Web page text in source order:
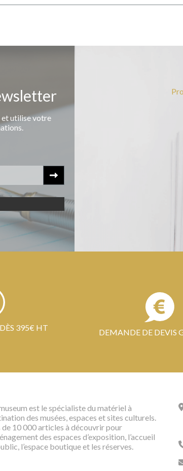
et utilise votre
395€ HT
DEMANDE DE DEVIS
est le spécialiste du matériel à
des musées, espaces et sites culturels.
de 10 000 articles à découvrir pour
des espaces d’exposition, l’accueil
l’espace boutique et les réserves.